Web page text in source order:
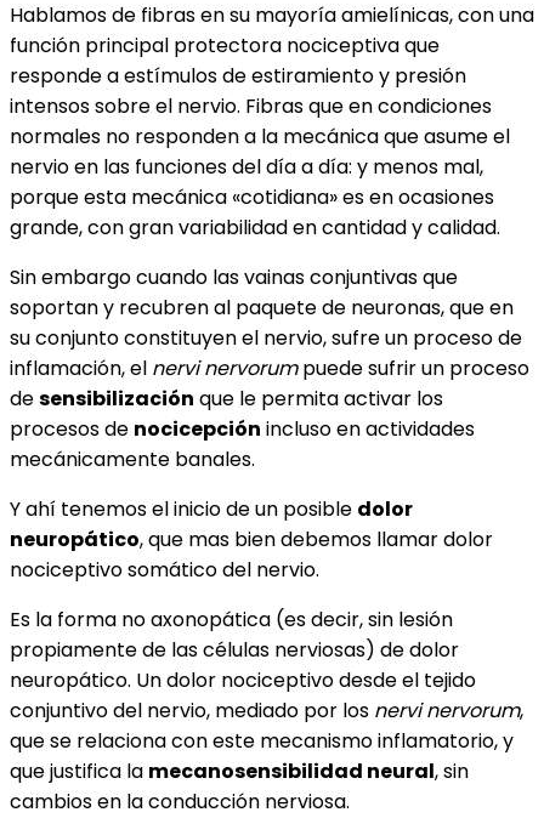
Hablamos de fibras en su mayoría amielínicas, con una
función principal protectora nociceptiva que
responde a estímulos de estiramiento y presión
intensos sobre el nervio. Fibras que en condiciones
normales no responden a la mecánica que asume el
nervio en las funciones del día a día: y menos mal,
porque esta mecánica «cotidiana» es en ocasiones
grande, con gran variabilidad en cantidad y calidad.
Sin embargo cuando las vainas conjuntivas que
soportan y recubren al paquete de neuronas, que en
su conjunto constituyen el nervio, sufre un proceso de
inflamación, el nervi nervorumpuede sufrir un proceso
desensibilización que le permita activar los
procesos de nocicepción incluso en actividades
mecánicamente banales.
Y ahí tenemos el inicio de un posible dolor
neuropático, que mas bien debemos llamar dolor
nociceptivo somático del nervio.
Es la forma no axonopática (es decir, sin lesión
propiamente de las células nerviosas) de dolor
neuropático. Un dolor nociceptivo desde el tejido
conjuntivo del nervio, mediado por los nervi nervorum,
que se relaciona con este mecanismo inflamatorio, y
que justifica la mecanosensibilidad neural, sin
cambios en la conducción nerviosa.